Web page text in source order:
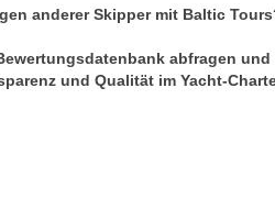
anderer Skipper mit Baltic
abfragen
und Qualität im Yacht-